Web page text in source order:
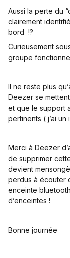
Aussi la perte du
clairement
bord !?
Curieusement
groupe
Il ne reste plus
Deezer se
et que le support
pertinents ( j’ai un
Merci à Deezer
de supprimer
devient
perdus à écouter
enceinte
d’enceintes !
Bonne journée